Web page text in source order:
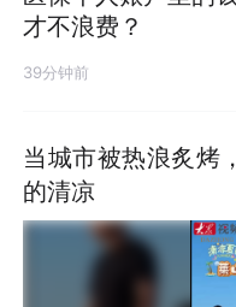
才不浪费？
39分钟前
当城市被热浪炙烤
的清凉